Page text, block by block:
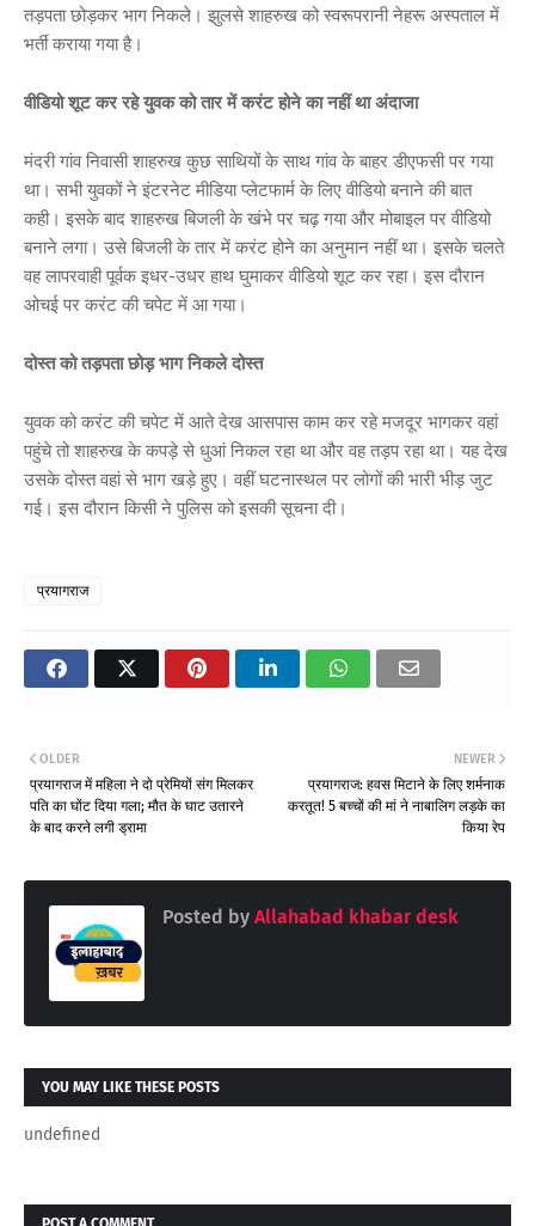
तड़पता छोड़कर भाग निकले। झुलसे शाहरुख को स्वरूपरानी नेहरू अस्पताल में
भर्ती कराया गया है।
वीडियो शूट कर रहे युवक को तार में करंट होने का नहीं था अंदाजा
मंदरी गांव निवासी शाहरुख कुछ साथियों के साथ गांव के बाहर डीएफसी पर गया
था। सभी युवकों ने इंटरनेट मीडिया प्लेटफार्म के लिए वीडियो बनाने की बात
कही। इसके बाद शाहरुख बिजली के खंभे पर चढ़ गया और मोबाइल पर वीडियो
बनाने लगा। उसे बिजली के तार में करंट होने का अनुमान नहीं था। इसके चलते
वह लापरवाही पूर्वक इधर-उधर हाथ घुमाकर वीडियो शूट कर रहा। इस दौरान
ओचई पर करंट की चपेट में आ गया।
दोस्त को तड़पता छोड़ भाग निकले दोस्त
युवक को करंट की चपेट में आते देख आसपास काम कर रहे मजदूर भागकर वहां
पहुंचे तो शाहरुख के कपड़े से धुआं निकल रहा था और वह तड़प रहा था। यह देख
उसके दोस्त वहां से भाग खड़े हुए। वहीं घटनास्थल पर लोगों की भारी भीड़ जुट
गई। इस दौरान किसी ने पुलिस को इसकी सूचना दी।
प्रयागराज
NEWER
प्रयागराज: हवस मिटाने के लिए शर्मनाक
करतूत! 5 बच्चों की मां ने नाबालिग लड़के का
किया रेप
OLDER
प्रयागराज में महिला ने दो प्रेमियों संग मिलकर
पति का घोंट दिया गला; मौत के घाट उतारने
के बाद करने लगी ड्रामा
Posted by Allahabad khabar desk
YOU MAY LIKE THESE POSTS
undefined